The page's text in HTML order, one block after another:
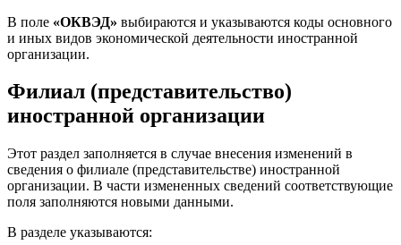
В поле «ОКВЭД» выбираются и указываются коды основного
и иных видов экономической деятельности иностранной
организации.
Филиал (представительство)
иностранной организации
Этот раздел заполняется в случае внесения изменений в
сведения о филиале (представительстве) иностранной
организации. В части измененных сведений соответствующие
поля заполняются новыми данными.
В разделе указываются: